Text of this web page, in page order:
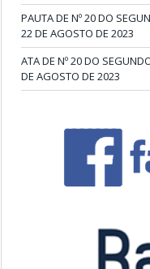
PAUTA DE Nº 20 DO
22 DE AGOSTO DE 2023
ATA DE Nº 20 DO
DE AGOSTO DE 2023